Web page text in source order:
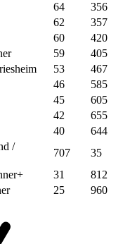
64
356
62
357
60
420
59
405
53
467
46
585
45
605
42
655
40
644
/
707
35
31
812
25 960